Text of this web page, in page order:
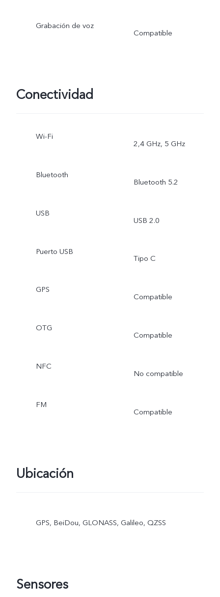
Grabación de voz
Compatible
Conectividad
Wi-Fi
2,4 GHz, 5 GHz
Bluetooth
Bluetooth 5.2
USB
USB 2.0
Puerto USB
Tipo C
GPS
Compatible
OTG
Compatible
NFC
No compatible
FM
Compatible
Ubicación
GPS, BeiDou, GLONASS, Galileo, QZSS
Sensores